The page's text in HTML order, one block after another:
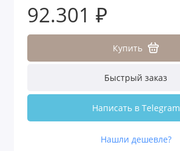
92.301 ₽
Купить
Быстрый заказ
Написать в Telegram
Нашли дешевле?